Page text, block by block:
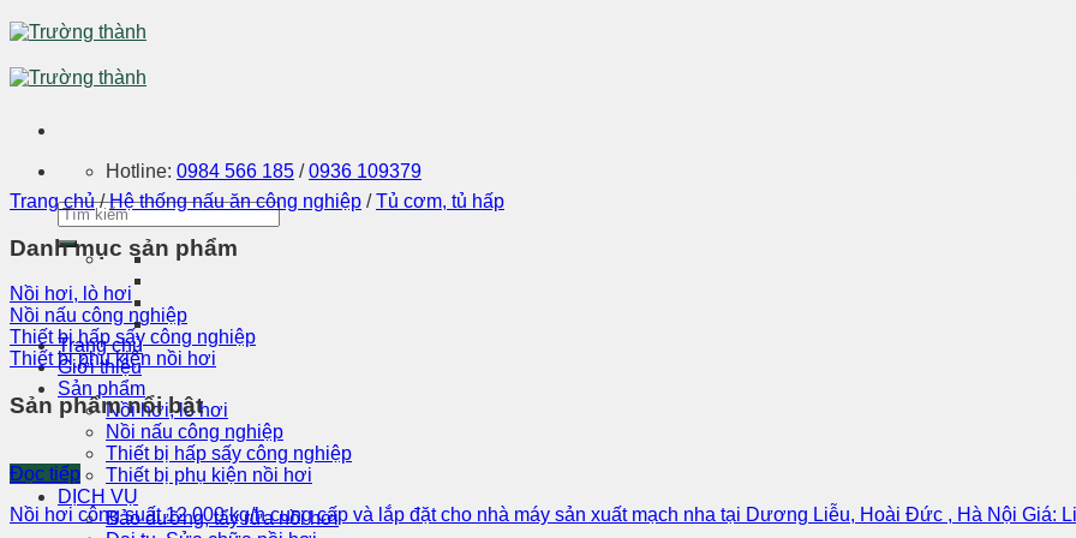
Skip
to
Hotline: 0984 566 185 /0936 109379
Trang chủ
Giới thiệu
Sản phẩm
Nồi hơi, lò hơi
Nồi nấu công nghiệp
Thiết bị hấp sấy công nghiệp
Thiết bị phụ kiện nồi hơi
DỊCH VỤ
Bảo dưỡng, tẩy rửa nồi hơi
Trang chủ / Hệ thống nấu ăn công nghiệp / Tủ cơm, tủ hấp
Danh mục sản phẩm
Nồi hơi, lò hơi
Nồi nấu công nghiệp
Thiết bị hấp sấy công nghiệp
Thiết bị phụ kiện nồi hơi
Sản phẩm nổi bật
Đọc tiếp
Nồi hơi công suất 12 000 kg/h cung cấp và lắp đặt cho nhà máy sản xuất mạch nha tại Dương Liễu, Hoài Đức , Hà Nội Giá: